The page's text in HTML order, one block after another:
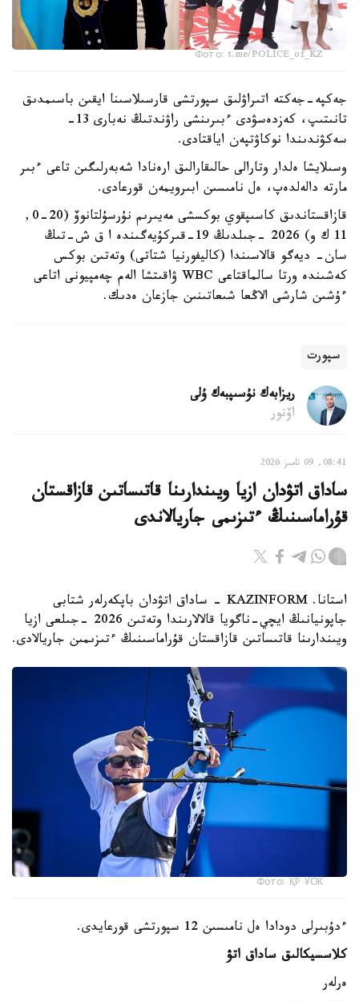
Фото: t.me/POLICE_of_KZ
جەكپە-جەكتە اتىراۋلىق سپورتشى قارسىلاسىنا ايقىن باسىمدىق
تانىتىپ، كەزدەسۋدى ءبىرىنشى راۋندتىڭ نەبارى 13-
سەكۋندىندا نوكاۋتپەن اياقتادى.
وسىلايشا ەلدار وتارالى حالىقارالىق ارەنادا شەبەرلىگىن تاعى ءبىر
مارتە دالەلدەپ، ەل نامىسىن ابىرويمەن قورعادى.
قازاقستاندىق كاسىپقوي بوكسشى مەيىرىم نۇرسۇلتانوۆ (20-0,
11 ك و) 2026 -جىلدىڭ 19-قىركۇيەگىندە ا ق ش-تىڭ
سان- ديەگو قالاسىندا (كاليفورنيا شتاتى) وتەتىن بوكس
كەشىندە ورتا سالماقتاعى WBC ۋاقىتشا الەم چەمپيونى اتاعى
ءۇشىن شارشى الاڭعا شىعاتىنىن جازعان ەدىك.
سپورت
ريزابەك نۇسىپبەك ۇلى
اۆتور
08:41, 09 تامىز 2026
ساداق اتۋدان ازيا ويىندارىنا قاتىساتىن قازاقستان
قۇراماسىنىڭ ءتىزىمى جاريالاندى
استانا. KAZINFORM - ساداق اتۋدان باپكەرلەر شتابى
جاپونيانىڭ ايچي-ناگويا قالالارىندا وتەتىن 2026 -جىلعى ازيا
ويىندارىنا قاتىساتىن قازاقستان قۇراماسىنىڭ ءتىزىمىن جاريالادى.
Фото: ҚР ҰОК
ءدۇبىرلى دودادا ەل نامىسىن 12 سپورتشى قورعايدى.
كلاسسيكالىق ساداق اتۋ
ەرلەر